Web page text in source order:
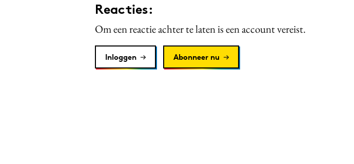
Reacties:
Om een reactie achter te laten is een account vereist.
Inloggen Abonneer nu